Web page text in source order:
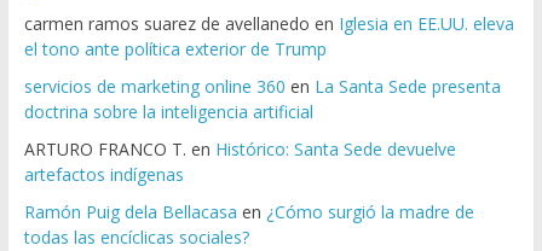
carmen ramos suarez de avellanedo en Iglesia en EE.UU. eleva
el tono ante política exterior de Trump
servicios de marketing online 360 en La Santa Sede presenta
doctrina sobre la inteligencia artificial
ARTURO FRANCO T. en Histórico: Santa Sede devuelve
artefactos indígenas
Ramón Puig dela Bellacasa en ¿Cómo surgió la madre de
todas las encíclicas sociales?